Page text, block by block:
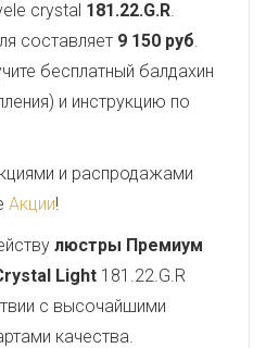
crystal 181.22.G.R.
составляет 9 150 руб.
бесплатный балдахин
и инструкцию по
и распродажами
Акции!
люстры Премиум
Light 181.22.G.R
с высочайшими
качества.